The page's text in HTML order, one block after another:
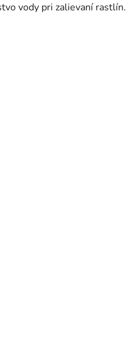
vody pri zalievaní rastlín.